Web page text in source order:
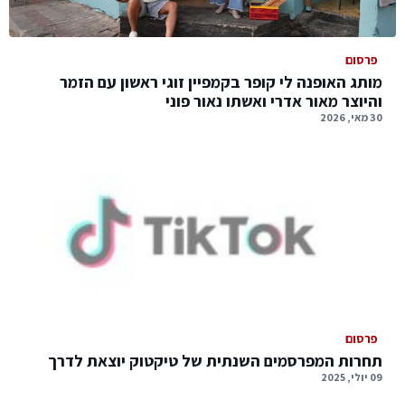
פרסום
מותג האופנה לי קופר בקמפיין זוגי ראשון עם הזמר
והיוצר מאור אדרי ואשתו נאור פוני
30 מאי, 2026
פרסום
תחרות המפרסמים השנתית של טיקטוק יוצאת לדרך
09 יולי, 2025